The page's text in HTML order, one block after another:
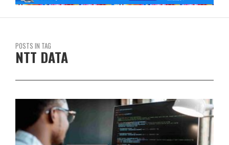
POSTS IN TAG
NTT DATA